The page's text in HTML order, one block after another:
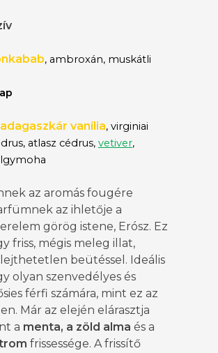
, ambroxán, muskátli
vanília, virginiai
atlasz cédrus, vetiver,
az aromás fougére
az ihletője a
görög istene, Erósz. Ez
friss, mégis meleg illat,
beütéssel. Ideális
olyan szenvedélyes és
férfi számára, mint ez az
Már az elején elárasztja
a menta, a zöld alma és a
frissessége. A frissítő